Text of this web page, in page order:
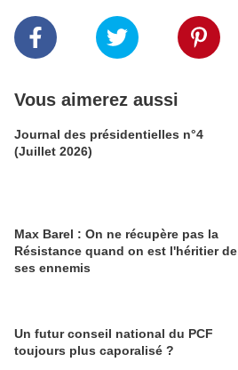
Vous aimerez aussi
Journal des présidentielles n°4
(Juillet 2026)
Max Barel : On ne récupère pas la
Résistance quand on est l'héritier de
ses ennemis
Un futur conseil national du PCF
toujours plus caporalisé ?